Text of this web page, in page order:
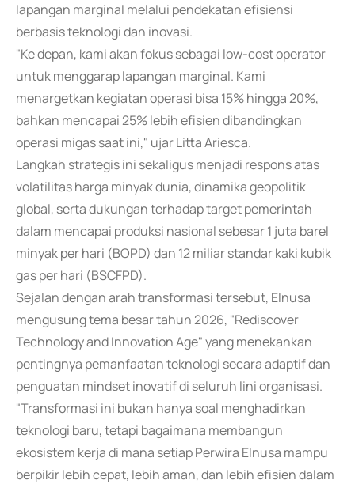
lapangan marginal melalui pendekatan efisiensi
berbasis teknologi dan inovasi.
"Ke depan, kami akan fokus sebagai low-cost operator
untuk menggarap lapangan marginal. Kami
menargetkan kegiatan operasi bisa 15% hingga 20%,
bahkan mencapai 25% lebih efisien dibandingkan
operasi migas saat ini," ujar Litta Ariesca.
Langkah strategis ini sekaligus menjadi respons atas
volatilitas harga minyak dunia, dinamika geopolitik
global, serta dukungan terhadap target pemerintah
dalam mencapai produksi nasional sebesar 1 juta barel
minyak per hari (BOPD) dan 12 miliar standar kaki kubik
gas per hari (BSCFPD).
Sejalan dengan arah transformasi tersebut, Elnusa
mengusung tema besar tahun 2026, "Rediscover
Technology and Innovation Age" yang menekankan
pentingnya pemanfaatan teknologi secara adaptif dan
penguatan mindset inovatif di seluruh lini organisasi.
"Transformasi ini bukan hanya soal menghadirkan
teknologi baru, tetapi bagaimana membangun
ekosistem kerja di mana setiap Perwira Elnusa mampu
berpikir lebih cepat, lebih aman, dan lebih efisien dalam